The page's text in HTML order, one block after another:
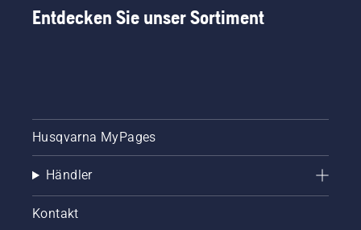
Entdecken Sie unser Sortiment
Husqvarna MyPages
Händler
Kontakt